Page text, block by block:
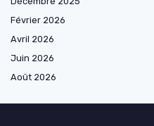
Février 2026
Avril 2026
Juin 2026
Août 2026